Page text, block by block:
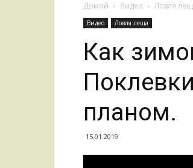
Домой Видео Ловля
Видео Ловля леща
Как
планом.
15.01.2019